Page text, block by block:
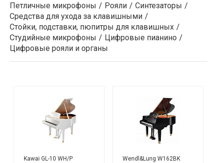
Петличные микрофоны
Рояли
Синтезаторы
Средства для ухода за клавишными
Стойки, подставки, пюпитры для клавишных
Студийные микрофоны
Цифровые пианино
Цифровые рояли и органы
Kawai GL-10 WH/P
Wendl&Lung W162BK